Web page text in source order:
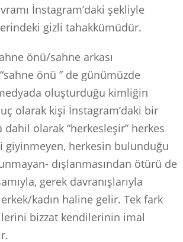
İnstagram’daki şekliyle
gizli tahakkümüdür.
önü/sahne arkası
önü ” de günümüzde
oluşturduğu kimliğin
olarak kişi İnstagram’daki bir
dahil olarak “herkesleşir” herkes
giyinmeyen, herkesin bulunduğu
dışlanmasından ötürü de
gerek davranışlarıyla
kadın haline gelir. Tek fark
bizzat kendilerinin imal